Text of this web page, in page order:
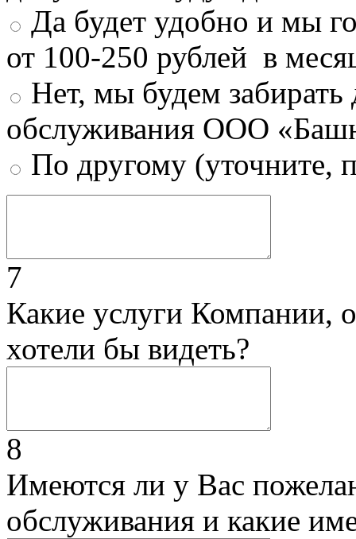
Да будет удобно и мы
от 100-250 рублей в
Нет, мы будем
обслуживания ООО
По другому (уточните,
7
Какие услуги Компании,
хотели бы видеть?
8
Имеются ли у Вас
обслуживания и какие